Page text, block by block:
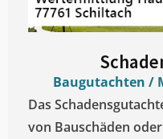
Baugutachten /
Das
von Bauschäden